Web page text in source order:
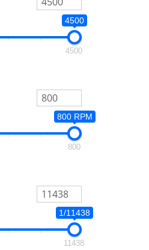
4500
4500
800 RPM
800
1/11438
11438